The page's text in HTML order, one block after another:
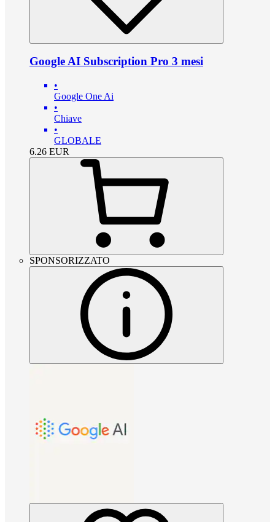
Google AI Subscription Pro 3 mesi
•
Google One Ai
•
Chiave
•
GLOBALE
6.26 EUR
SPONSORIZZATO